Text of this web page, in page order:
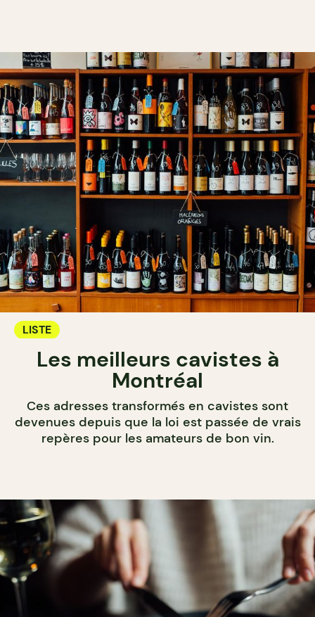
LISTE
Les meilleurs cavistes à
Montréal
Ces adresses transformés en cavistes sont
devenues depuis que la loi est passée de vrais
repères pour les amateurs de bon vin.